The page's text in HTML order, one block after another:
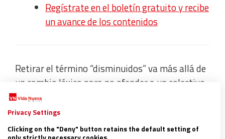
Regístrate en el boletín gratuito y recibe
un avance de los contenidos
Retirar el término “disminuidos” va más allá de
un cambio léxico para no ofender a un colectivo.
Supone reconocer la dignidad de todos y cada
uno,una defensa del derecho a la vida que
rompe con la concepción utilitarista del ser
Privacy Settings
Clicking on the "Deny" button retains the default setting of